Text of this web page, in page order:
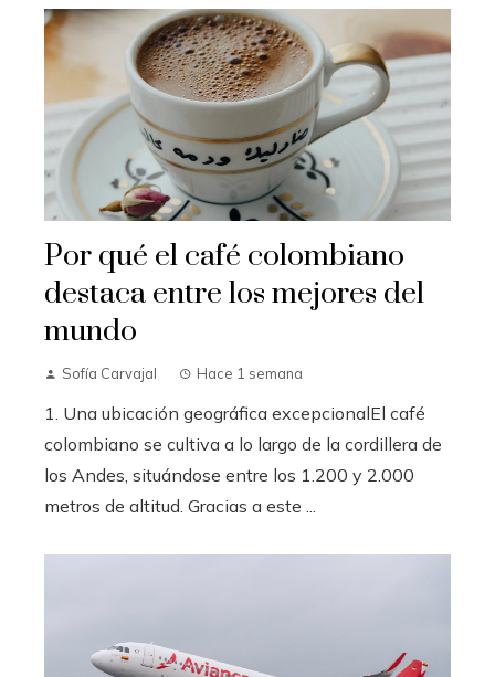
Por qué el café colombiano
destaca entre los mejores del
mundo
Sofía Carvajal Hace 1 semana
1. Una ubicación geográfica excepcionalEl café
colombiano se cultiva a lo largo de la cordillera de
los Andes, situándose entre los 1.200 y 2.000
metros de altitud. Gracias a este ...